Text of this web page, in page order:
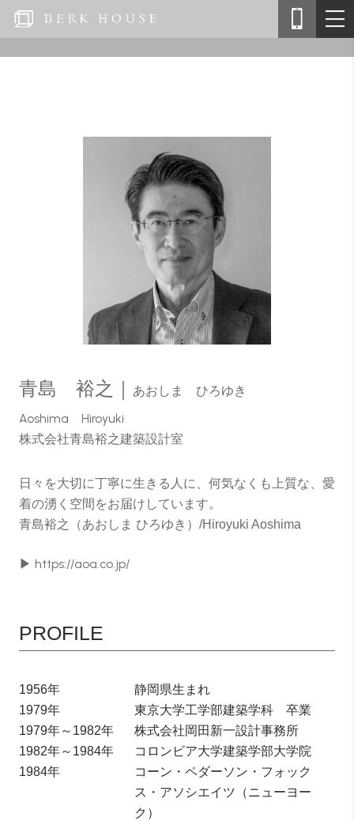
青島 裕之｜ あおしま ひろゆき
Aoshima Hiroyuki
株式会社青島裕之建築設計室
日々を大切に丁寧に生きる人に、何気なくも上質な、愛
着の湧く空間をお届けしています。
青島裕之（あおしま ひろゆき）/Hiroyuki Aoshima
▶ https://aoa.co.jp/
PROFILE
1956年
静岡県生まれ
1979年
東京大学工学部建築学科 卒業
1979年～1982年
株式会社岡田新一設計事務所
1982年～1984年
コロンビア大学建築学部大学院
1984年
コーン・ペダーソン・フォック
ス・アソシエイツ（ニューヨー
ク）